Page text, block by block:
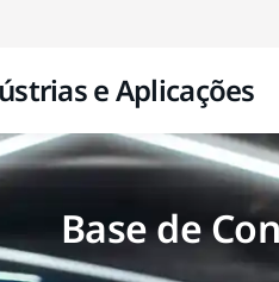
e Aplicações
Base de